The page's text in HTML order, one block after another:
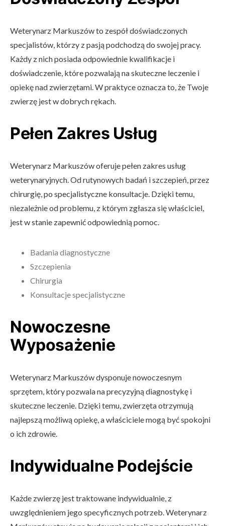
Weterynarz Markuszów to zespół doświadczonych
specjalistów, którzy z pasją podchodzą do swojej pracy.
Każdy z nich posiada odpowiednie kwalifikacje i
doświadczenie, które pozwalają na skuteczne leczenie i
opiekę nad zwierzętami. W praktyce oznacza to, że Twoje
zwierzę jest w dobrych rękach.
Pełen Zakres Usług
Weterynarz Markuszów oferuje pełen zakres usług
weterynaryjnych. Od rutynowych badań i szczepień, przez
chirurgię, po specjalistyczne konsultacje. Dzięki temu,
niezależnie od problemu, z którym zgłasza się właściciel,
jest w stanie zapewnić odpowiednią pomoc.
Badania diagnostyczne
Szczepienia
Chirurgia
Konsultacje specjalistyczne
Nowoczesne
Wyposażenie
Weterynarz Markuszów dysponuje nowoczesnym
sprzętem, który pozwala na precyzyjną diagnostykę i
skuteczne leczenie. Dzięki temu, zwierzęta otrzymują
najlepszą możliwą opiekę, a właściciele mogą być spokojni
o ich zdrowie.
Indywidualne Podejście
Każde zwierzę jest traktowane indywidualnie, z
uwzględnieniem jego specyficznych potrzeb. Weterynarz